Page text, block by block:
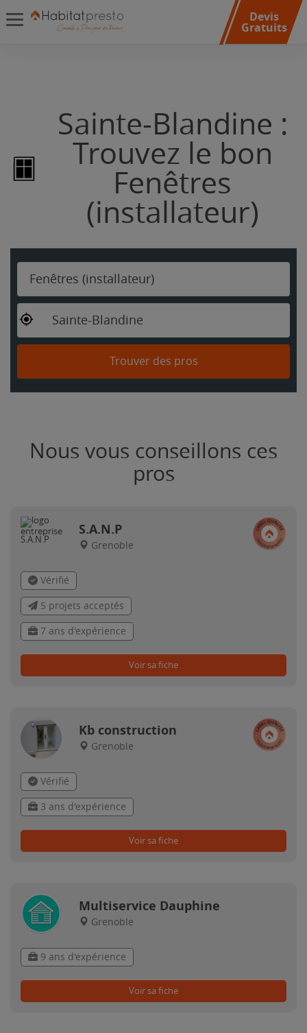
Devis
Gratuits
Sainte-Blandine :
Trouvez le bon
Fenêtres
(installateur)
Fenêtres (installateur)
Sainte-Blandine
Trouver des pros
Nous vous conseillons ces
pros
S.A.N.P
Grenoble
Vérifié
5 projets acceptés
7 ans d'expérience
Voir sa fiche
Kb construction
Grenoble
Vérifié
3 ans d'expérience
Voir sa fiche
Multiservice Dauphine
Grenoble
9 ans d'expérience
Voir sa fiche